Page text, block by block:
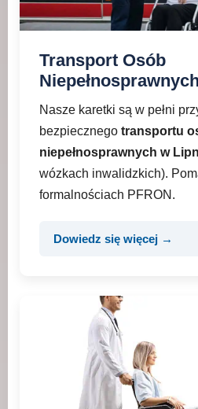
Transport Osób
Nasze karetki są w pełni
bezpiecznego transportu
niepełnosprawnych w
wózkach inwalidzkich).
formalnościach PFRON.
Dowiedz się więcej →